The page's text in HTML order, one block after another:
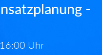
-
Uhr